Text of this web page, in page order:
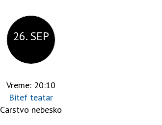
26. SEP
Vreme: 20:10
Bitef teatar
Carstvo nebesko